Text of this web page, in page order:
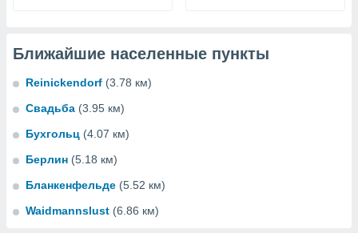
Ближайшие населенные пункты
Reinickendorf (3.78 км)
Свадьба (3.95 км)
Бухгольц (4.07 км)
Берлин (5.18 км)
Бланкенфельде (5.52 км)
Waidmannslust (6.86 км)